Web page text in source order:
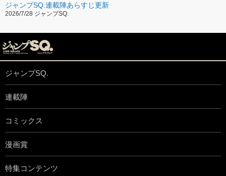
ジャンプSQ.連載陣あらすじ更新
2026/7/28 ジャンプSQ.
ジャンプSQ.
連載陣
コミックス
漫画賞
特集コンテンツ